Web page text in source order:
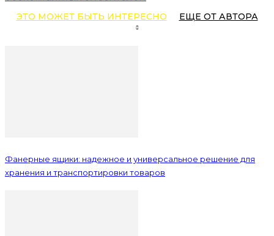
ЭТО МОЖЕТ БЫТЬ ИНТЕРЕСНО ЕЩЕ ОТ АВТОРА
Фанерные ящики: надежное и универсальное решение для
хранения и транспортировки товаров